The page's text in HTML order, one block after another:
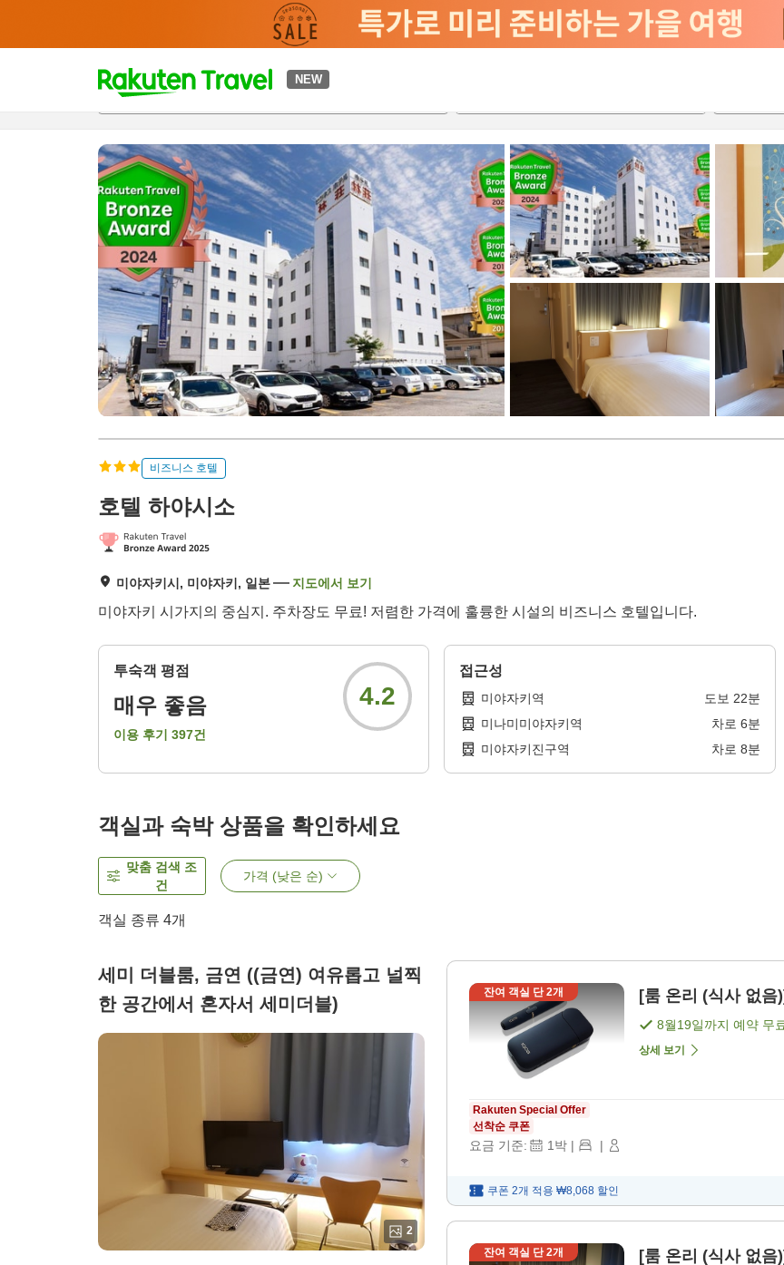
NEW
t
p
a
g
e
s
e
r
c
h
개요객실 & 숙박 상품이용 후기 편의 시설/서비스
비즈니스 호텔
호텔 하야시소
미야자키시, 미야자키, 일본 지도에서 보기
미야자키 시가지의 중심지. 주차장도 무료! 저렴한 가격에 훌륭한 시설의 비즈니스 호텔입니다.
투숙객 평점
매우 좋음
이용 후기 397건
4.2
접근성
미야자키역 도보 22분
미나미미야자키역
차로 6분
미야자키진구역
차로 8분
객실과 숙박 상품을 확인하세요
맞춤 검색 조
건
가격 (낮은 순)
객실 종류 4개
세미 더블룸, 금연 ((금연) 여유롭고 널찍
한 공간에서 혼자서 세미더블)
2
잔여 객실 단2개 [룸 온리 (식사 없음
8월19일까지 예약 무
상세 보기
Rakuten Special Offer
선착순 쿠폰
요금 기준: 1박 | |
쿠폰 2개 적용 ₩8,068 할인
잔여 객실 단2개 [룸 온리 (식사 없음